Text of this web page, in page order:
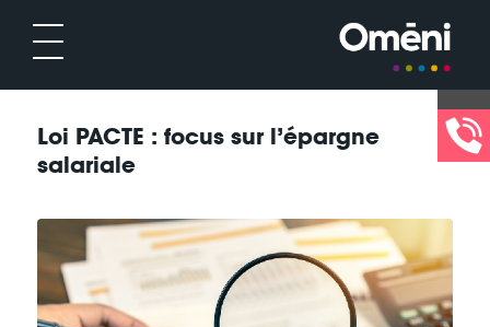
Loi PACTE : focus sur l’épargne
salariale